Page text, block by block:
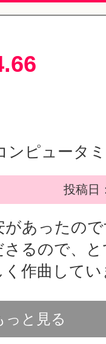
ンピュータ
投稿日
があったの
るので、
作曲して
っと見る